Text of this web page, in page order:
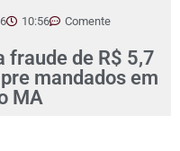
10:56 Comente
fraude de R$ 5,7
mandados em
MA